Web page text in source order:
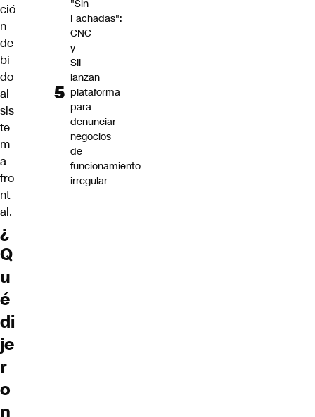
ció
n
de
bi
do
al
sis
te
m
a
fro
nt
al.
¿
Q
u
é
di
je
r
o
n
"Sin
Fachadas":
CNC
y
SII
lanzan
plataforma
para
denunciar
negocios
de
funcionamiento
irregular